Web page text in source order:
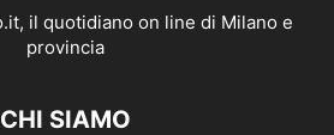
CHI SIAMO